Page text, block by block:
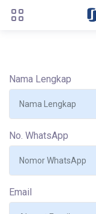
Nama Lengkap
No. WhatsApp
Email